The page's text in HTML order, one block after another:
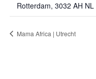
Rotterdam, 3032 AH NL
Mama Africa | Utrecht